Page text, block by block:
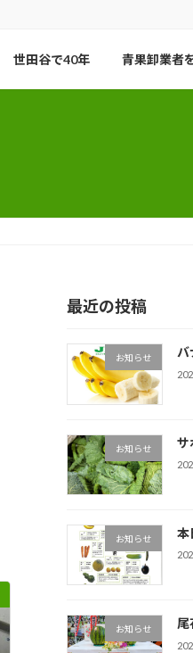
世田谷で40年 青果卸業者
最近の投稿
お知らせ バ
お知らせ サ
お知らせ 本
お知らせ 尾